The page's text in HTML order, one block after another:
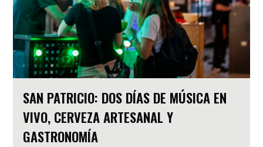
SAN PATRICIO: DOS DÍAS DE MÚSICA EN
VIVO, CERVEZA ARTESANAL Y
GASTRONOMÍA